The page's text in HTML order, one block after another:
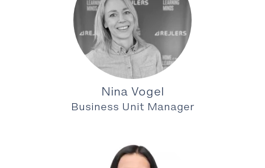
Nina Vogel
Business Unit Manager